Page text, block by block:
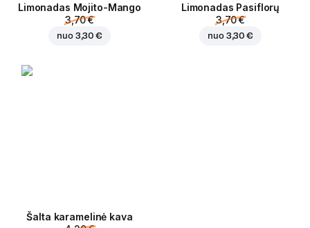
Limonadas Mojito-Mango
3,70 €
nuo 3,30 €
Limonadas Pasiflorų
3,70 €
nuo 3,30 €
Šalta karamelinė kava